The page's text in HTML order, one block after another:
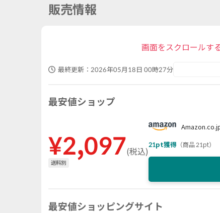
販売情報
画面をスクロールす
最終更新： 2026年05月18日 00時27分
最安値ショップ
¥2,097(税込)
送料別
21pt獲得 （商品 21pt）
最安値ショッピングサイト